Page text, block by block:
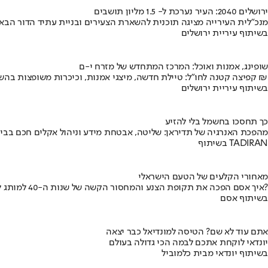
ירושלים 2040: העיר נערכת ל- 1.5 מליון תושבים
מנכ"לית העירייה מציגה תוכנית להשארת הצעירים ובניית עתיד הדור
בשיתוף עיריית ירושלים
שופינג, אמנות ואוכל: המרכז המתחדש של מזרח י-ם
קפיצה קטנה לחו"ל: טיילת חדשה, מיצגי אמנות, וכיכרות משופצות בהשקעה של 100 מיליון ₪
בשיתוף עיריית ירושלים
כך תחסכו בחשמל בלי להזיע
מהפכת האנרגיה של תדיראן: שליטה, אבטחת מידע וניהול אקלים חכם
בשיתוף TADIRAN
מאחורי הקלעים של הטעם הישראלי
איך אסם הפכה את תקופת הצנע והמחסור הקשה של שנות ה-40 למותג לאומי?
בשיתוף אסם
אתם עוד לא שם? הטיסה למונדיאל כבר יצאה
יונדאי לוקחת אתכם לבמה הכי גדולה בעולם
בשיתוף יונדאי מבית כלמוביל